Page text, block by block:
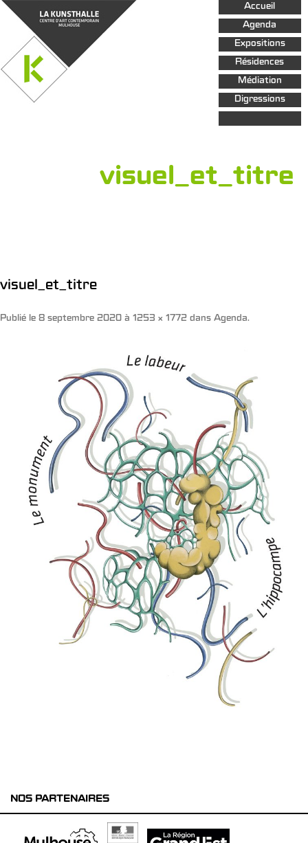
Aller au
contenu
principal
Accueil
Agenda
Expositions
Résidences
Médiation
Digressions
visuel_et_titre
visuel_et_titre
Publié le 8 septembre 2020 à 1253 × 1772 dans Agenda.
NOS PARTENAIRES